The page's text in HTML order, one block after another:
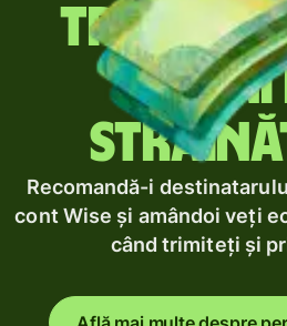
Trimiți
bani
Recomandă-i
cont Wise și amândoi veți
când trimiteți și